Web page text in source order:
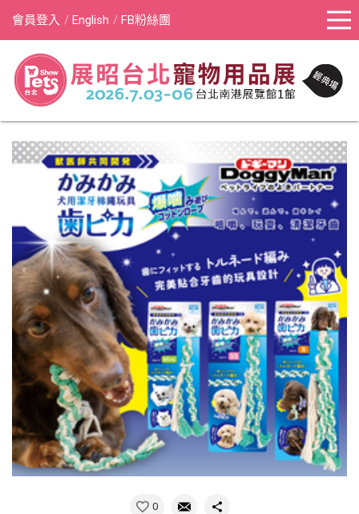
會員登入 English FB粉絲團
0